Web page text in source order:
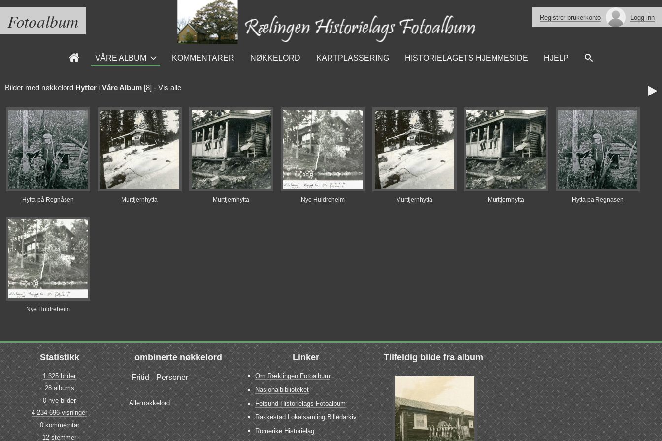
Fotoalbum Registrer brukerkonto Logg inn
VÅRE ALBUM KOMMENTARER NØKKELORD KARTPLASSERING HISTORIELAGETS HJEMMESIDE HJELP
Bilder med nøkkelord Hytter i Våre Album [8] - Vis alle 
Hytta på Regnåsen Murttjernhytta Murttjernhytta Nye Huldreheim Murttjernhytta Murttjernhytta Hytta pa Regnasen
Nye Huldreheim
Statistikk
1 325 bilder
28 albums
0 nye bilder
4 234 696 visninger
0 kommerntar
12 stemmer
ombinerte nøkkelord
Fritid Personer
Alle nøkkelord
Linker
Om Ræklingen Fotoalbum
Nasjonalbiblioteket
Fetsund Historielags Fotoalbum
Rakkestad Lokalsamling Billedarkiv
Romerike Historielag
Tilfeldig bilde fra album